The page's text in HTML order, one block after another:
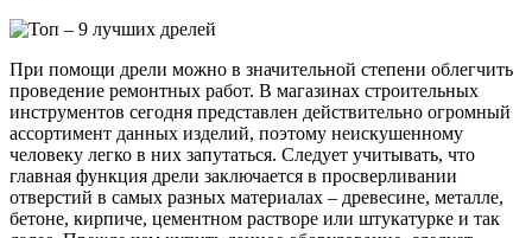
При помощи дрели можно в значительной степени облегчить
проведение ремонтных работ. В магазинах строительных
инструментов сегодня представлен действительно огромный
ассортимент данных изделий, поэтому неискушенному
человеку легко в них запутаться. Следует учитывать, что
главная функция дрели заключается в просверливании
отверстий в самых разных материалах – древесине, металле,
бетоне, кирпиче, цементном растворе или штукатурке и так